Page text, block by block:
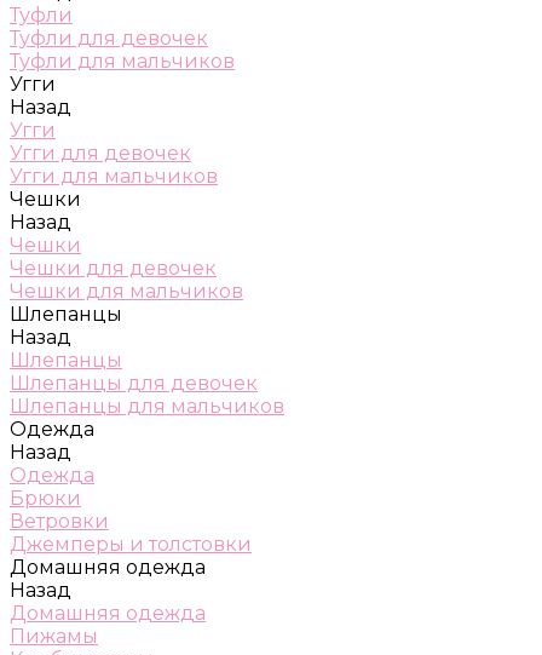
Туфли
Туфли для девочек
Туфли для мальчиков
Угги
Назад
Угги
Угги для девочек
Угги для мальчиков
Чешки
Назад
Чешки
Чешки для девочек
Чешки для мальчиков
Шлепанцы
Назад
Шлепанцы
Шлепанцы для девочек
Шлепанцы для мальчиков
Одежда
Назад
Одежда
Брюки
Ветровки
Джемперы и толстовки
Домашняя одежда
Назад
Домашняя одежда
Пижамы